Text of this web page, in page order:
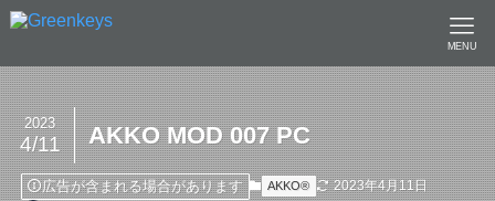
MENU
AKKO MOD 007 PC
2023
4/11
広告が含まれる場合があります AKKO®︎
2023年4月11日